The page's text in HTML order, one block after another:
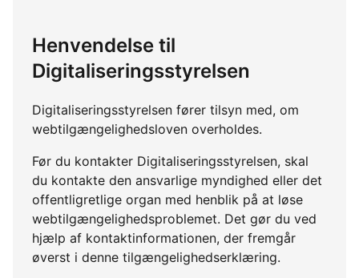
Henvendelse til
Digitaliseringsstyrelsen
Digitaliseringsstyrelsen fører tilsyn med, om
webtilgængelighedsloven overholdes.
Før du kontakter Digitaliseringsstyrelsen, skal
du kontakte den ansvarlige myndighed eller det
offentligretlige organ med henblik på at løse
webtilgængelighedsproblemet. Det gør du ved
hjælp af kontaktinformationen, der fremgår
øverst i denne tilgængelighedserklæring.